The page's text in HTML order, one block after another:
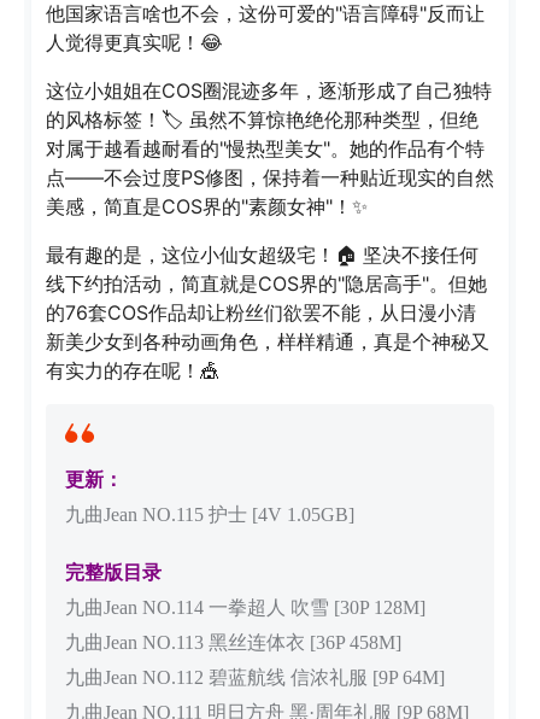
他国家语言啥也不会，这份可爱的"语言障碍"反而让
人觉得更真实呢！😂
这位小姐姐在COS圈混迹多年，逐渐形成了自己独特
的风格标签！🏷️ 虽然不算惊艳绝伦那种类型，但绝
对属于越看越耐看的"慢热型美女"。她的作品有个特
点——不会过度PS修图，保持着一种贴近现实的自然
美感，简直是COS界的"素颜女神"！✨
最有趣的是，这位小仙女超级宅！🏠 坚决不接任何
线下约拍活动，简直就是COS界的"隐居高手"。但她
的76套COS作品却让粉丝们欲罢不能，从日漫小清
新美少女到各种动画角色，样样精通，真是个神秘又
有实力的存在呢！🎪
更新：
九曲Jean NO.115 护士 [4V 1.05GB]
完整版目录
九曲Jean NO.114 一拳超人 吹雪 [30P 128M]
九曲Jean NO.113 黑丝连体衣 [36P 458M]
九曲Jean NO.112 碧蓝航线 信浓礼服 [9P 64M]
九曲Jean NO.111 明日方舟 黑·周年礼服 [9P 68M]